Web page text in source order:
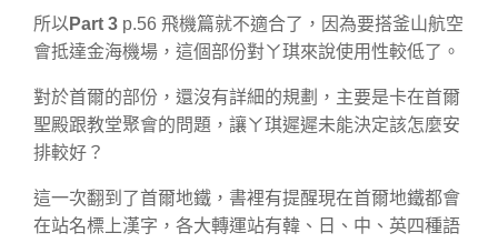
所以 Part 3 p.56 飛機篇就不適合了，因為要搭釜山航空
會抵達金海機場，這個部份對ㄚ琪來說使用性較低了。
對於首爾的部份，還沒有詳細的規劃，主要是卡在首爾
聖殿跟教堂聚會的問題，讓ㄚ琪遲遲未能決定該怎麼安
排較好？
這一次翻到了首爾地鐵，書裡有提醒現在首爾地鐵都會
在站名標上漢字，各大轉運站有韓、日、中、英四種語